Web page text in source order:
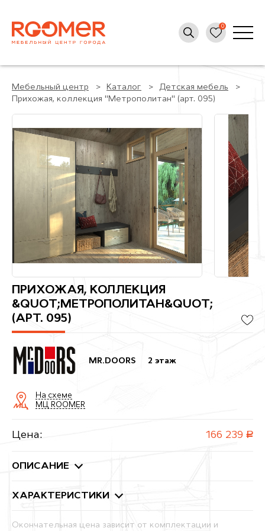
Мебельный центр Каталог
Детская мебель
Прихожая, коллекция "Метрополитан" (арт. 095)
ПРИХОЖАЯ, КОЛЛЕКЦИЯ
&QUOT;МЕТРОПОЛИТАН&QUOT;
(АРТ. 095)
MR.DOORS 2 этаж
На схеме
МЦ ROOMER
Цена: 166 239 руб.
ОПИСАНИЕ
ХАРАКТЕРИСТИКИ
Окончательная цена зависит от комплектации и